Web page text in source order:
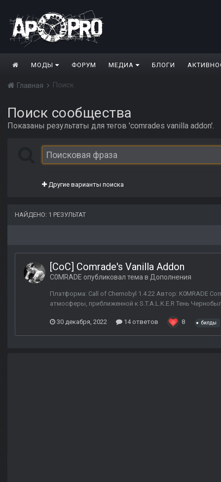
МОДЫ ФОРУМ МЕДИА БЛОГИ
Главная Поиск
Поиск сообщества
Показаны результаты для тегов 'comrades vanilla addon'.
Другие варианты поиска
НАЙДЕНО: 1 РЕЗУЛЬТАТ
[CoC] Comrade's Vanilla Addon
C0MRADE опубликовал тема в Дополнения
Платформа: Call of Chernobyl 1.4.22 Автор: K0MRADE
атмосферы, приближенной к S.T.A.L.K.E.R Тень
30 декабря, 2022 14 ответов 8 билды